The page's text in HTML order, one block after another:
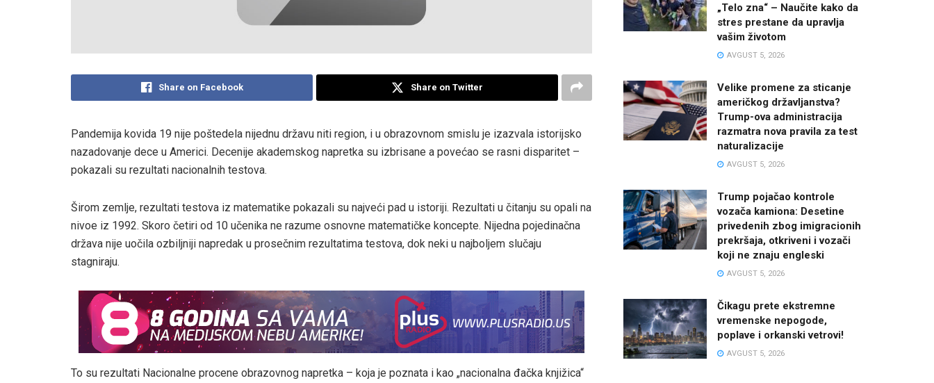
Share on Facebook Share on Twitter
Pandemija kovida 19 nije poštedela nijednu državu niti region, i u obrazovnom smislu je izazvala istorijsko
nazadovanje dece u Americi. Decenije akademskog napretka su izbrisane a povećao se rasni disparitet –
pokazali su rezultati nacionalnih testova.
Širom zemlje, rezultati testova iz matematike pokazali su najveći pad u istoriji. Rezultati u čitanju su opali na
nivoe iz 1992. Skoro četiri od 10 učenika ne razume osnovne matematičke koncepte. Nijedna pojedinačna
država nije uočila ozbiljniji napredak u prosečnim rezultatima testova, dok neki u najboljem slučaju
stagniraju.
To su rezultati Nacionalne procene obrazovnog napretka – koja je poznata i kao „nacionalna đačka knjižica“
„Telo zna“ – Naučite kako da
stres prestane da upravlja
vašim životom
AVGUST 5, 2026
Velike promene za sticanje
američkog državljanstva?
Trump-ova administracija
razmatra nova pravila za test
naturalizacije
AVGUST 5, 2026
Trump pojačao kontrole
vozača kamiona: Desetine
privedenih zbog imigracionih
prekršaja, otkriveni i vozači
koji ne znaju engleski
AVGUST 5, 2026
Čikagu prete ekstremne
vremenske nepogode,
poplave i orkanski vetrovi!
AVGUST 5, 2026